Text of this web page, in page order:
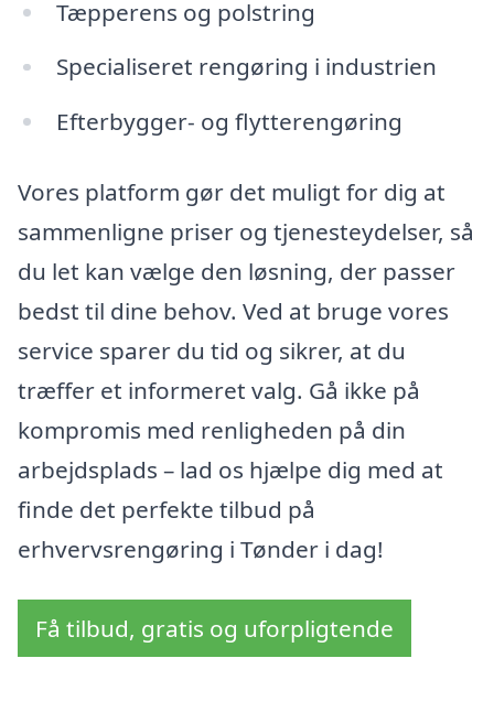
Tæpperens og polstring
Specialiseret rengøring i industrien
Efterbygger- og flytterengøring
Vores platform gør det muligt for dig at
sammenligne priser og tjenesteydelser, så
du let kan vælge den løsning, der passer
bedst til dine behov. Ved at bruge vores
service sparer du tid og sikrer, at du
træffer et informeret valg. Gå ikke på
kompromis med renligheden på din
arbejdsplads – lad os hjælpe dig med at
finde det perfekte tilbud på
erhvervsrengøring i Tønder i dag!
Få tilbud, gratis og uforpligtende